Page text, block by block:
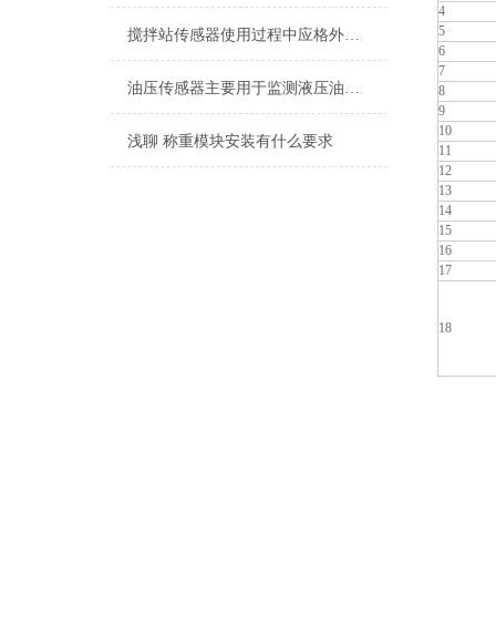
搅拌站传感器使用过程中应格外注意以下细节
油压传感器主要用于监测液压油的压力
浅聊 称重模块安装有什么要求
4
5
6
7
8
9
10
11
12
13
14
15
16
17
18